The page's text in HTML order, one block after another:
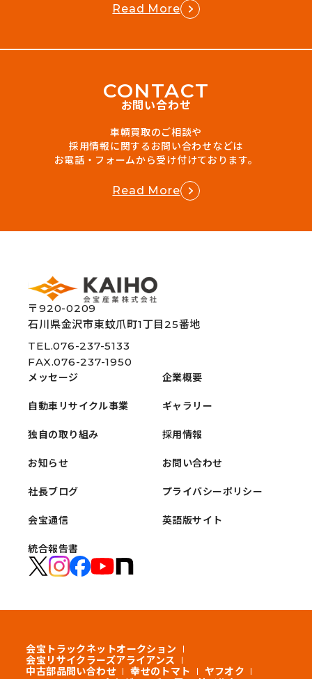
Read More
CONTACT
お問い合わせ
車輌買取のご相談や
採用情報に関するお問い合わせなどは
お電話・フォームから受け付けております。
Read More
〒920-0209
石川県金沢市東蚊爪町1丁目25番地
TEL.076-237-5133
FAX.076-237-1950
メッセージ
自動車リサイクル事業
独自の取り組み
お知らせ
社長ブログ
会宝通信
統合報告書
企業概要
ギャラリー
採用情報
お問い合わせ
プライバシーポリシー
英語版サイト
会宝トラックネットオークション
会宝リサイクラーズアライアンス
中古部品問い合わせ
幸せのトマト
ヤフオク